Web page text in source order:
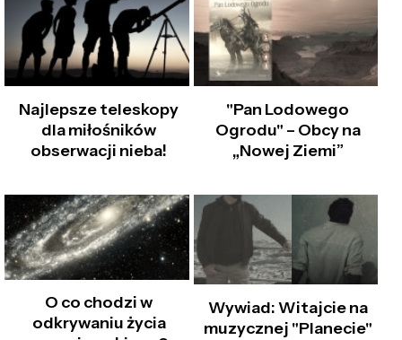
Najlepsze teleskopy
dla miłośników
obserwacji nieba!
"Pan Lodowego
Ogrodu" – Obcy na
„Nowej Ziemi”
O co chodzi w
odkrywaniu życia
Wywiad: Witajcie na
muzycznej "Planecie"